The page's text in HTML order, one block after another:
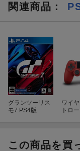
◆コットンロックン
ゲーム楽曲が20曲以
す。
©SUCCESS ©スタジ
関連商品 ：
グランツーリス
モ7 PS4版
ワイ
トロ
この商品を買